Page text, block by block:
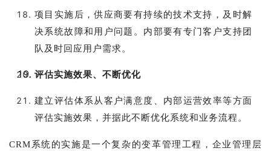
项目实施后，供应商要有持续的技术支持，及时解
决系统故障和用户问题。内部要有专门客户支持团
队及时回应用户需求。
评估实施效果、不断优化
建立评估体系从客户满意度、内部运营效率等方面
评估实施效果，并据此不断优化系统和业务流程。
CRM系统的实施是一个复杂的变革管理工程，企业管理层